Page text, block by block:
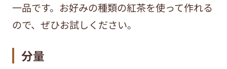
一品です。お好みの種類の紅茶を使って作れる
ので、ぜひお試しください。
分量